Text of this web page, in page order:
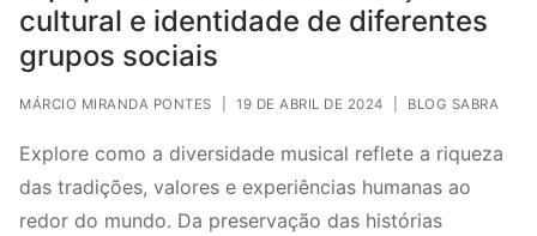
cultural e identidade de diferentes
grupos sociais
MÁRCIO MIRANDA PONTES 19 DE ABRIL DE 2024 BLOG SABRA
Explore como a diversidade musical reflete a riqueza
das tradições, valores e experiências humanas ao
redor do mundo. Da preservação das histórias